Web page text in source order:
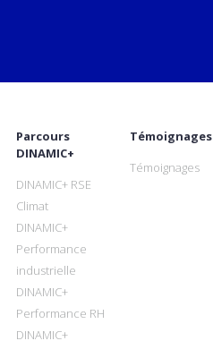
Parcours
DINAMIC+
DINAMIC+ RSE
Climat
DINAMIC+
Performance
industrielle
DINAMIC+
Performance RH
DINAMIC+
Témoignages
Témoignages